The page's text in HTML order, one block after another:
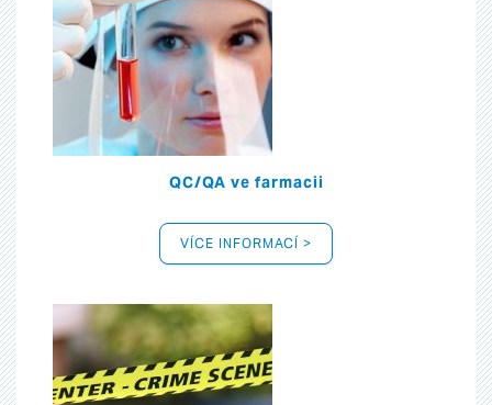
QC/QA ve farmacii
VÍCE INFORMACÍ >